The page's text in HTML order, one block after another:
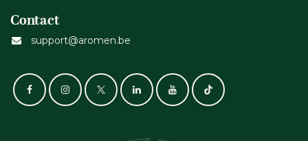
Contact
support@aromen.be